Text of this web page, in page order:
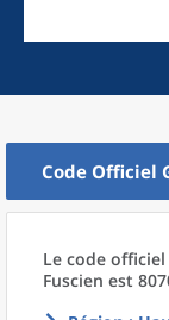
Code Officiel
Le code
Fuscien est